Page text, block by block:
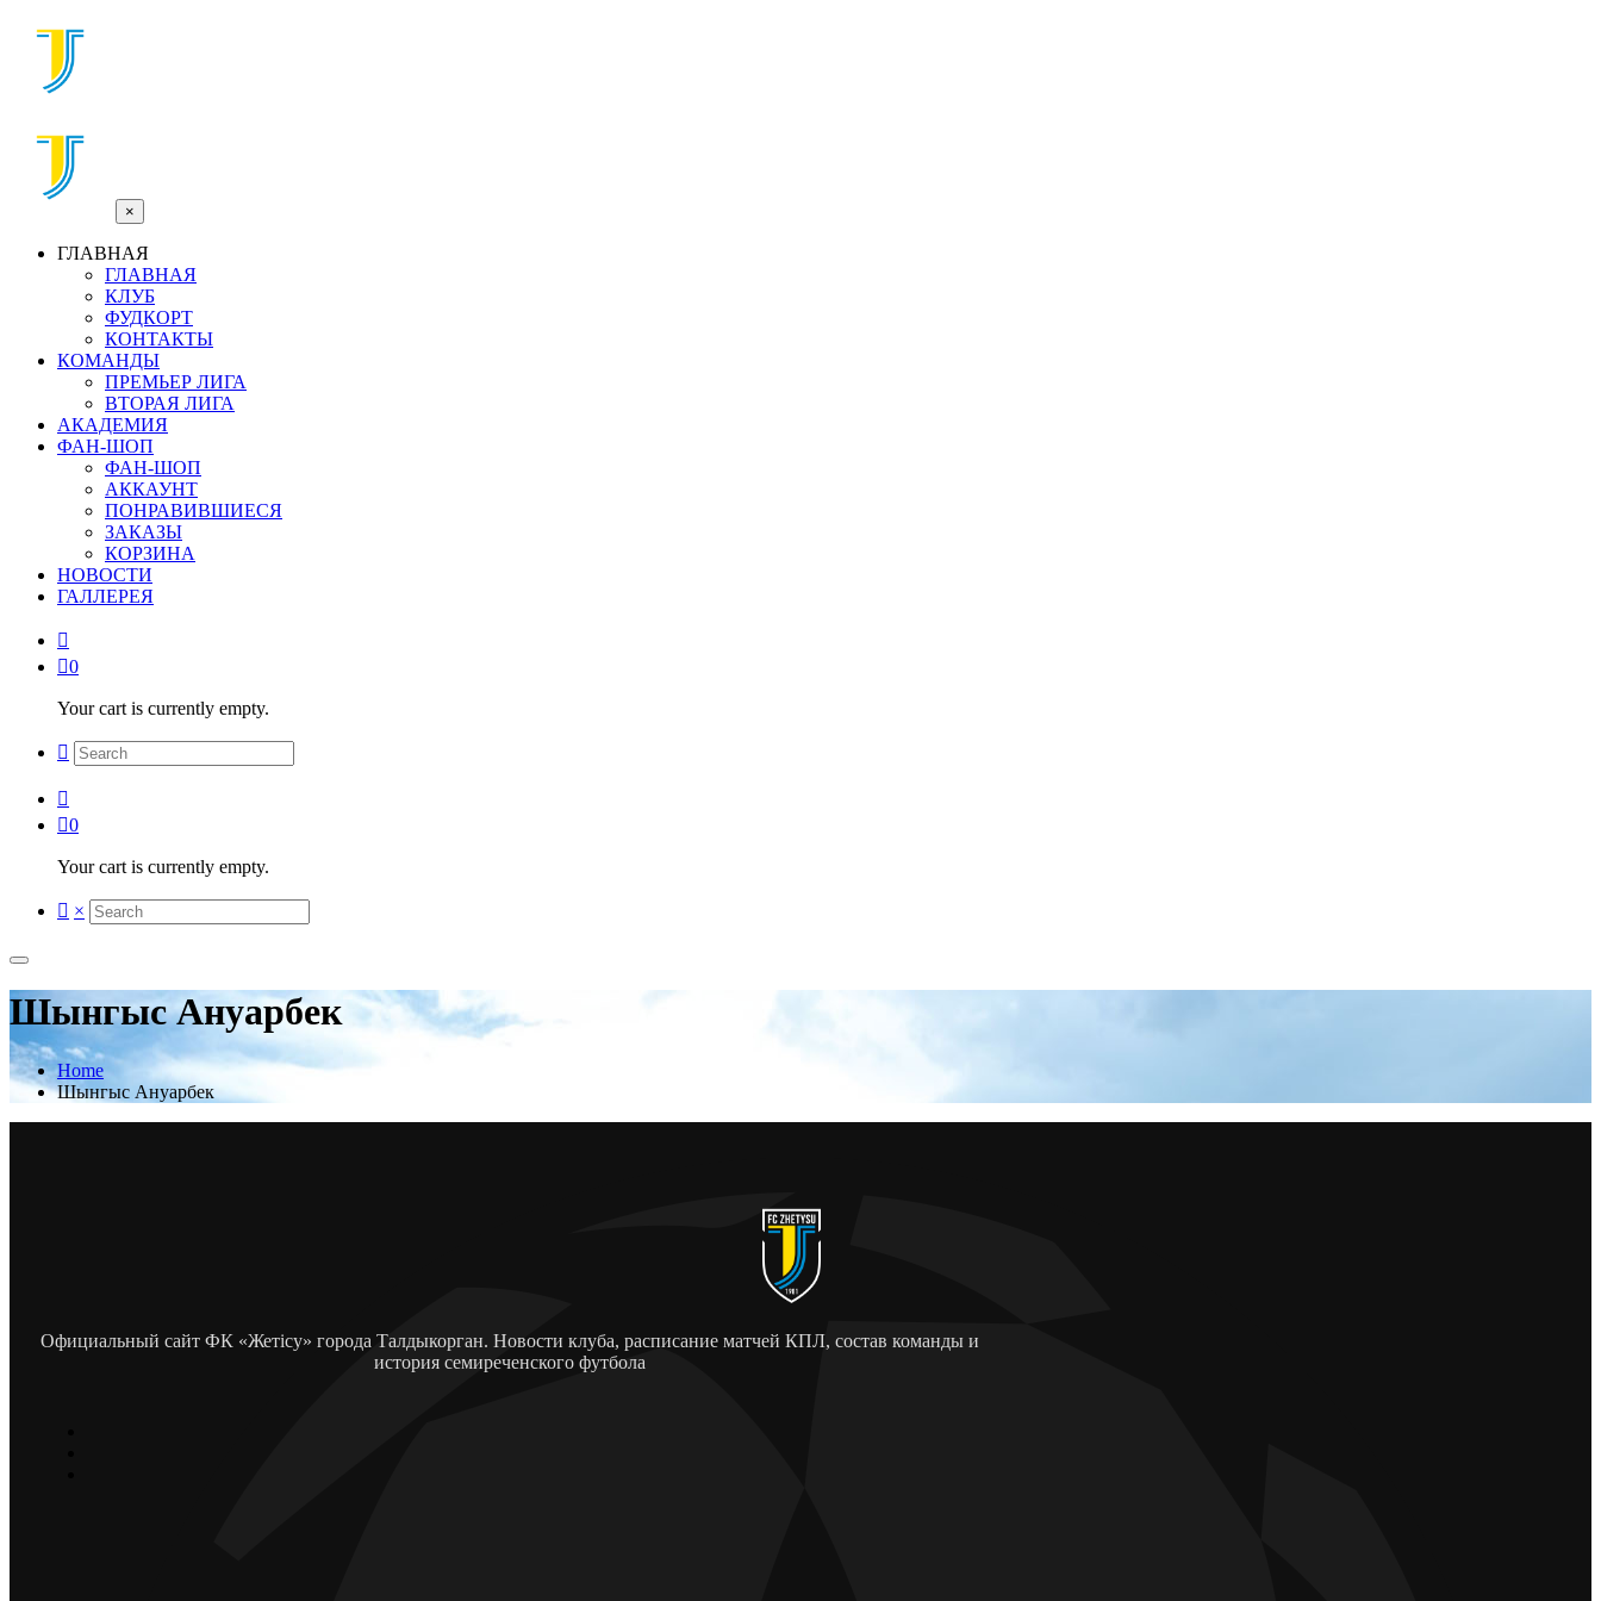
×
ГЛАВНАЯ
ГЛАВНАЯ
КЛУБ
ФУДКОРТ
КОНТАКТЫ
КОМАНДЫ
ПРЕМЬЕР ЛИГА
ВТОРАЯ ЛИГА
АКАДЕМИЯ
ФАН-ШОП
ФАН-ШОП
АККАУНТ
ПОНРАВИВШИЕСЯ
ЗАКАЗЫ
КОРЗИНА
НОВОСТИ
ГАЛЛЕРЕЯ
0
Your cart is currently empty.
0
Your cart is currently empty.
×
Шынгыс Ануарбек
Home
Шынгыс Ануарбек
Официальный сайт ФК «Жетісу» города Талдыкорган. Новости клуба, расписание матчей КПЛ, состав команды и
история семиреченского футбола